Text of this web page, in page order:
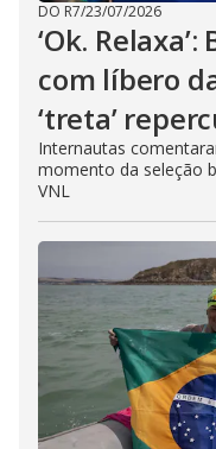
DO R7/23/07/2026
‘Ok.
com líbero
‘treta’
Internautas
momento da seleção
VNL